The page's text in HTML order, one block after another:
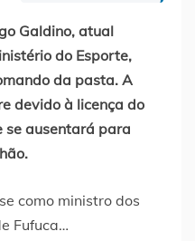
Galdino, atual
do Esporte,
da pasta. A
devido à licença do
se ausentará para